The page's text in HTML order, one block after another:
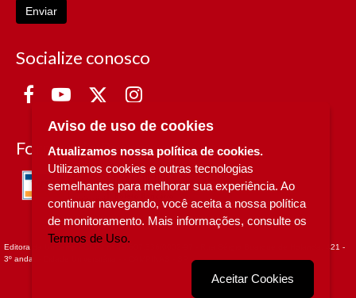
Enviar
Socialize conosco
Formas de Pagamento
Editora da Unicamp - CNPJ n° 49.607.336/0002-97 - Rua Sérgio Buarque de Holanda, 421 -
3º andar - Cidade Universitária - - CAMPINAS - SP
Aviso de uso de cookies
Atualizamos nossa política de cookies.
Utilizamos cookies e outras tecnologias
semelhantes para melhorar sua experiência. Ao
continuar navegando, você aceita a nossa política
de monitoramento. Mais informações, consulte os
Termos de Uso.
Aceitar Cookies